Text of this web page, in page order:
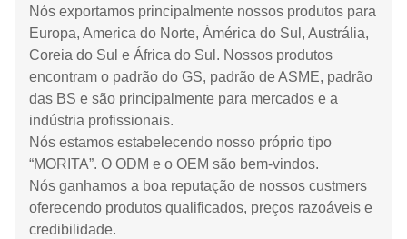
Nós exportamos principalmente nossos produtos para
Europa, America do Norte, Ámérica do Sul, Austrália,
Coreia do Sul e África do Sul. Nossos produtos
encontram o padrão do GS, padrão de ASME, padrão
das BS e são principalmente para mercados e a
indústria profissionais.
Nós estamos estabelecendo nosso próprio tipo
“MORITA”. O ODM e o OEM são bem-vindos.
Nós ganhamos a boa reputação de nossos custmers
oferecendo produtos qualificados, preços razoáveis e
credibilidade.